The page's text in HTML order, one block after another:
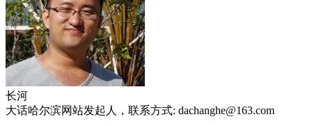
长河
大话哈尔滨网站发起人，联系方式: dachanghe@163.com